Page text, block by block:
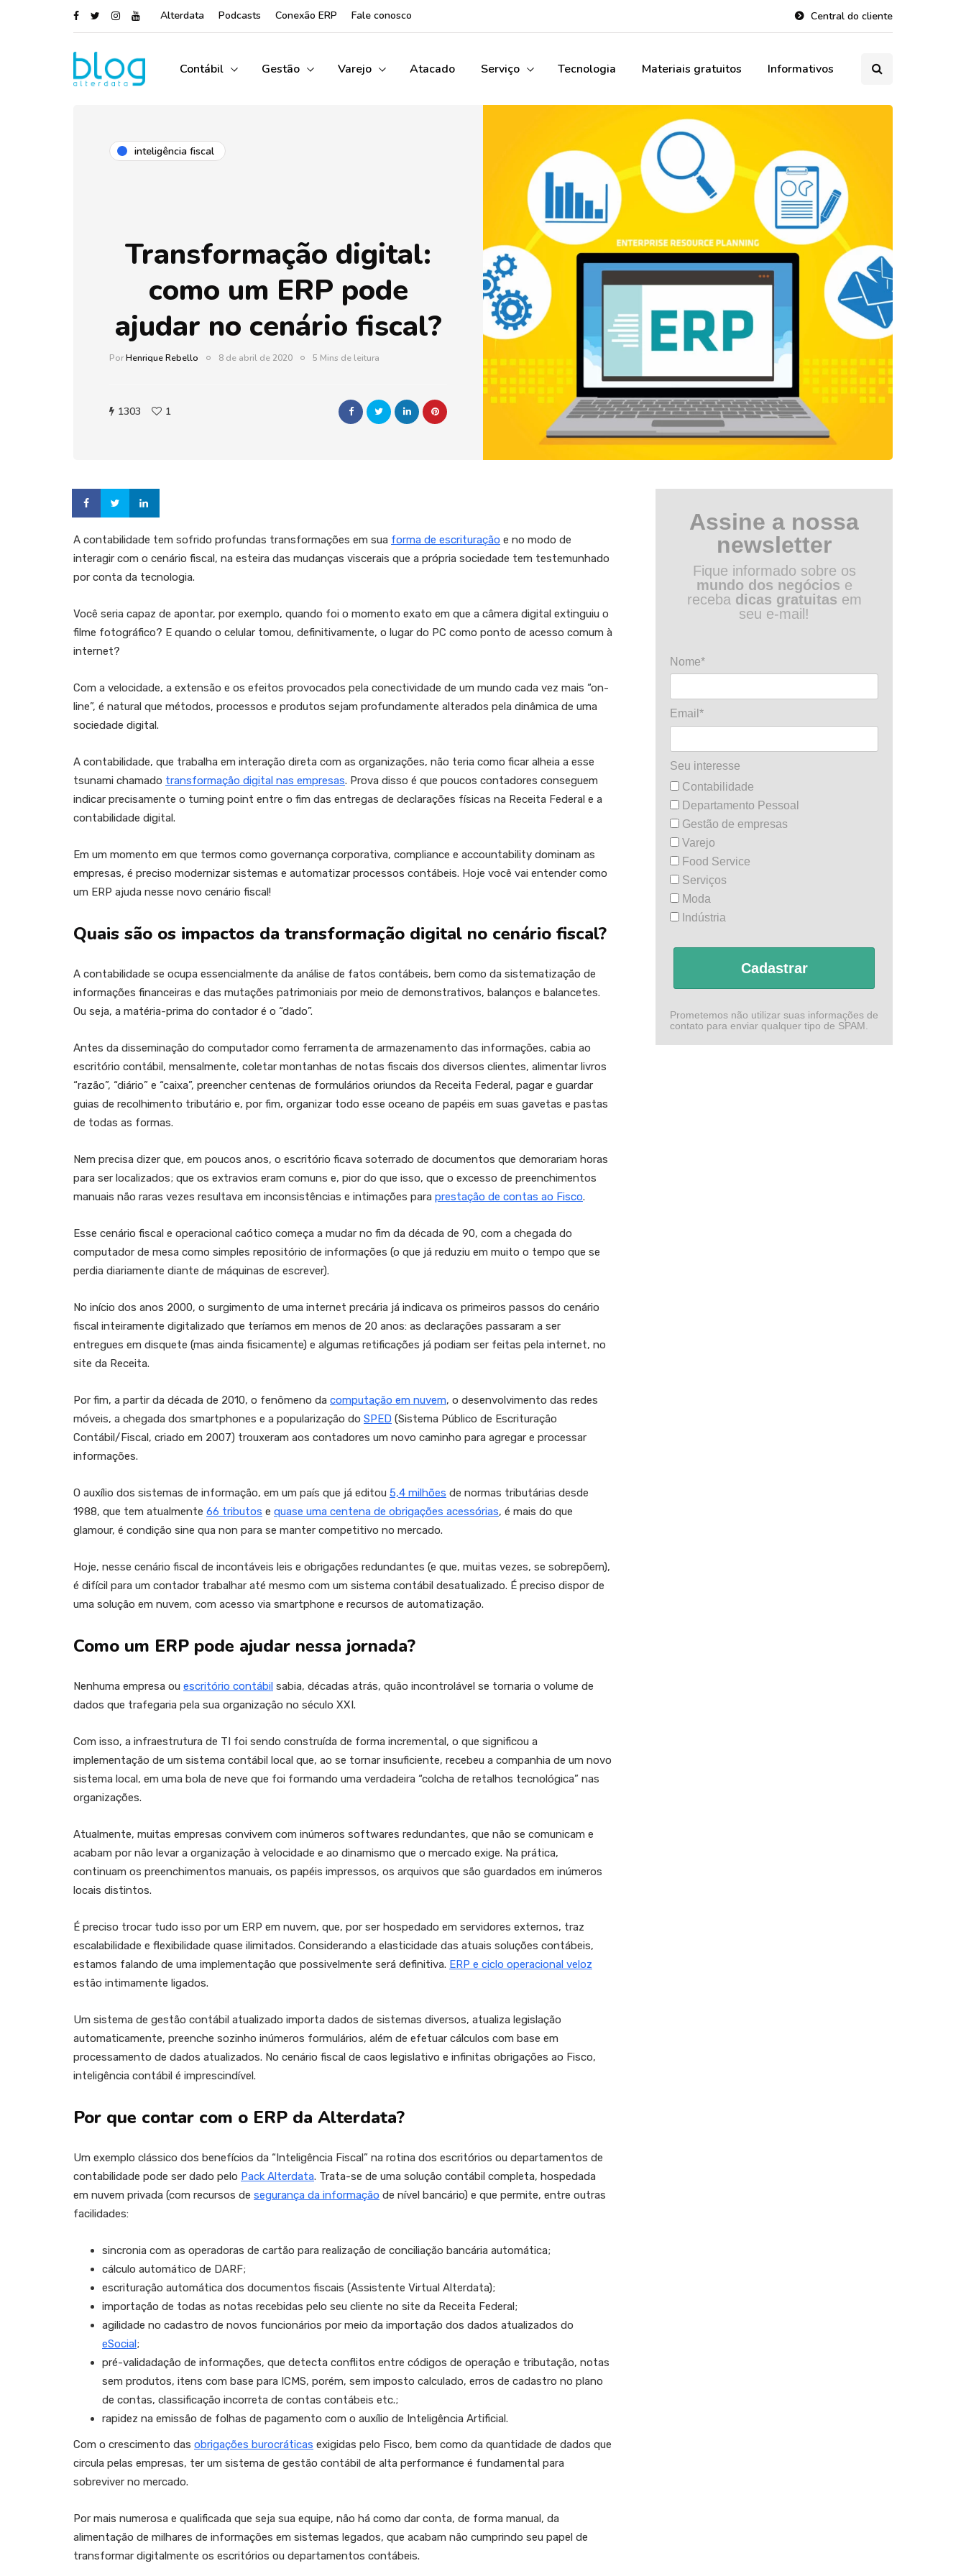
Alterdata Podcasts Conexão ERP Fale conosco Central do cliente
Contábil Gestão Varejo Atacado Serviço Tecnologia Materiais gratuitos Informativos
inteligência fiscal
Transformação digital:
como um ERP pode
ajudar no cenário fiscal?
PorHenrique Rebello 8 de abril de 2020 5 Mins de leitura
1303 1
A contabilidade tem sofrido profundas transformações em sua forma de escrituração e no modo de
interagir com o cenário fiscal, na esteira das mudanças viscerais que a própria sociedade tem testemunhado
por conta da tecnologia.
Você seria capaz de apontar, por exemplo, quando foi o momento exato em que a câmera digital extinguiu o
filme fotográfico? E quando o celular tomou, definitivamente, o lugar do PC como ponto de acesso comum à
internet?
Com a velocidade, a extensão e os efeitos provocados pela conectividade de um mundo cada vez mais “on-
line”, é natural que métodos, processos e produtos sejam profundamente alterados pela dinâmica de uma
sociedade digital.
A contabilidade, que trabalha em interação direta com as organizações, não teria como ficar alheia a esse
tsunami chamado transformação digital nas empresas. Prova disso é que poucos contadores conseguem
indicar precisamente o turning point entre o fim das entregas de declarações físicas na Receita Federal e a
contabilidade digital.
Em um momento em que termos como governança corporativa, compliance e accountability dominam as
empresas, é preciso modernizar sistemas e automatizar processos contábeis. Hoje você vai entender como
um ERP ajuda nesse novo cenário fiscal!
Quais são os impactos da transformação digital no cenário fiscal?
A contabilidade se ocupa essencialmente da análise de fatos contábeis, bem como da sistematização de
informações financeiras e das mutações patrimoniais por meio de demonstrativos, balanços e balancetes.
Ou seja, a matéria-prima do contador é o “dado”.
Antes da disseminação do computador como ferramenta de armazenamento das informações, cabia ao
escritório contábil, mensalmente, coletar montanhas de notas fiscais dos diversos clientes, alimentar livros
“razão”, “diário” e “caixa”, preencher centenas de formulários oriundos da Receita Federal, pagar e guardar
guias de recolhimento tributário e, por fim, organizar todo esse oceano de papéis em suas gavetas e pastas
de todas as formas.
Nem precisa dizer que, em poucos anos, o escritório ficava soterrado de documentos que demorariam horas
para ser localizados; que os extravios eram comuns e, pior do que isso, que o excesso de preenchimentos
manuais não raras vezes resultava em inconsistências e intimações para prestação de contas ao Fisco.
Esse cenário fiscal e operacional caótico começa a mudar no fim da década de 90, com a chegada do
computador de mesa como simples repositório de informações (o que já reduziu em muito o tempo que se
perdia diariamente diante de máquinas de escrever).
No início dos anos 2000, o surgimento de uma internet precária já indicava os primeiros passos do cenário
fiscal inteiramente digitalizado que teríamos em menos de 20 anos: as declarações passaram a ser
entregues em disquete (mas ainda fisicamente) e algumas retificações já podiam ser feitas pela internet, no
site da Receita.
Por fim, a partir da década de 2010, o fenômeno da computação em nuvem, o desenvolvimento das redes
móveis, a chegada dos smartphones e a popularização do SPED (Sistema Público de Escrituração
Contábil/Fiscal, criado em 2007) trouxeram aos contadores um novo caminho para agregar e processar
informações.
O auxílio dos sistemas de informação, em um país que já editou 5,4 milhões de normas tributárias desde
1988, que tem atualmente 66 tributos e quase uma centena de obrigações acessórias, é mais do que
glamour, é condição sine qua non para se manter competitivo no mercado.
Hoje, nesse cenário fiscal de incontáveis leis e obrigações redundantes (e que, muitas vezes, se sobrepõem),
é difícil para um contador trabalhar até mesmo com um sistema contábil desatualizado. É preciso dispor de
uma solução em nuvem, com acesso via smartphone e recursos de automatização.
Como um ERP pode ajudar nessa jornada?
Nenhuma empresa ou escritório contábil sabia, décadas atrás, quão incontrolável se tornaria o volume de
dados que trafegaria pela sua organização no século XXI.
Com isso, a infraestrutura de TI foi sendo construída de forma incremental, o que significou a
implementação de um sistema contábil local que, ao se tornar insuficiente, recebeu a companhia de um novo
sistema local, em uma bola de neve que foi formando uma verdadeira “colcha de retalhos tecnológica” nas
organizações.
Atualmente, muitas empresas convivem com inúmeros softwares redundantes, que não se comunicam e
acabam por não levar a organização à velocidade e ao dinamismo que o mercado exige. Na prática,
continuam os preenchimentos manuais, os papéis impressos, os arquivos que são guardados em inúmeros
locais distintos.
É preciso trocar tudo isso por um ERP em nuvem, que, por ser hospedado em servidores externos, traz
escalabilidade e flexibilidade quase ilimitados. Considerando a elasticidade das atuais soluções contábeis,
estamos falando de uma implementação que possivelmente será definitiva. ERP e ciclo operacional veloz
estão intimamente ligados.
Um sistema de gestão contábil atualizado importa dados de sistemas diversos, atualiza legislação
automaticamente, preenche sozinho inúmeros formulários, além de efetuar cálculos com base em
processamento de dados atualizados. No cenário fiscal de caos legislativo e infinitas obrigações ao Fisco,
inteligência contábil é imprescindível.
Por que contar com o ERP da Alterdata?
Um exemplo clássico dos benefícios da “Inteligência Fiscal” na rotina dos escritórios ou departamentos de
contabilidade pode ser dado pelo Pack Alterdata. Trata-se de uma solução contábil completa, hospedada
em nuvem privada (com recursos de segurança da informação de nível bancário) e que permite, entre outras
facilidades:
sincronia com as operadoras de cartão para realização de conciliação bancária automática;
cálculo automático de DARF;
escrituração automática dos documentos fiscais (Assistente Virtual Alterdata);
importação de todas as notas recebidas pelo seu cliente no site da Receita Federal;
agilidade no cadastro de novos funcionários por meio da importação dos dados atualizados do
eSocial;
pré-validadação de informações, que detecta conflitos entre códigos de operação e tributação, notas
sem produtos, itens com base para ICMS, porém, sem imposto calculado, erros de cadastro no plano
de contas, classificação incorreta de contas contábeis etc.;
rapidez na emissão de folhas de pagamento com o auxílio de Inteligência Artificial.
Com o crescimento das obrigações burocráticas exigidas pelo Fisco, bem como da quantidade de dados que
circula pelas empresas, ter um sistema de gestão contábil de alta performance é fundamental para
sobreviver no mercado.
Por mais numerosa e qualificada que seja sua equipe, não há como dar conta, de forma manual, da
alimentação de milhares de informações em sistemas legados, que acabam não cumprindo seu papel de
transformar digitalmente os escritórios ou departamentos contábeis.
Assine a nossa
newsletter
Fique informado sobre os
mundo dos negócios e
receba dicas gratuitas em
seu e-mail!
Nome*
Email*
Seu interesse
Contabilidade
Departamento Pessoal
Gestão de empresas
Varejo
Food Service
Serviços
Moda
Indústria
Cadastrar
Prometemos não utilizar suas informações de
contato para enviar qualquer tipo de SPAM.